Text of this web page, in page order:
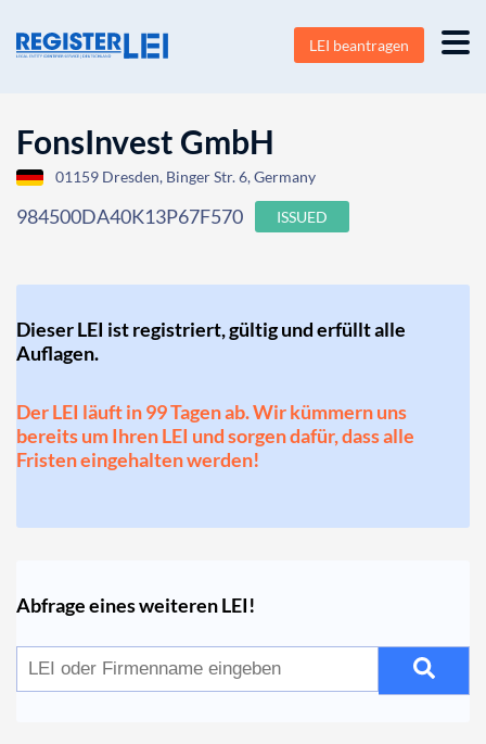
LEI beantragen
FonsInvest GmbH
01159 Dresden, Binger Str. 6, Germany
984500DA40K13P67F570 ISSUED
Dieser LEI ist registriert, gültig und erfüllt alle
Auflagen.
Der LEI läuft in 99 Tagen ab. Wir kümmern uns
bereits um Ihren LEI und sorgen dafür, dass alle
Fristen eingehalten werden!
Abfrage eines weiteren LEI!